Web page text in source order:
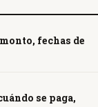
fechas de
se paga,